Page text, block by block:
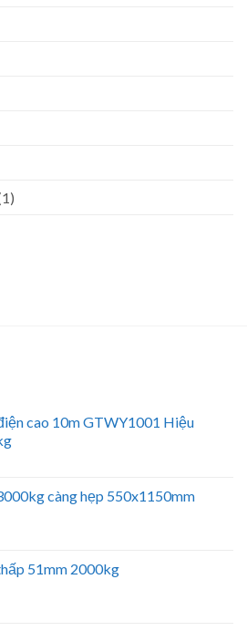
cao 10m GTWY1001 Hiệu
càng hẹp 550x1150mm
51mm 2000kg